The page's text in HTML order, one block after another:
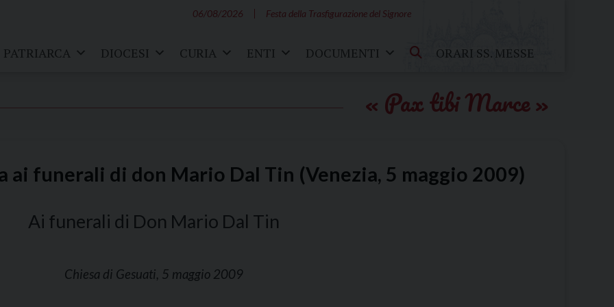
06/08/2026 Festa della Trasfigurazione del Signore
PATRIARCA DIOCESI CURIA ENTI DOCUMENTI ORARI SS. MESSE
Pax tibi Marce
funerali di don Mario Dal Tin (Venezia, 5 maggio 2009)
Ai funerali di Don Mario Dal Tin
Chiesa di Gesuati, 5 maggio 2009